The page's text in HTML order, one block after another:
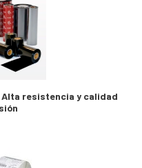
Alta resistencia y calidad